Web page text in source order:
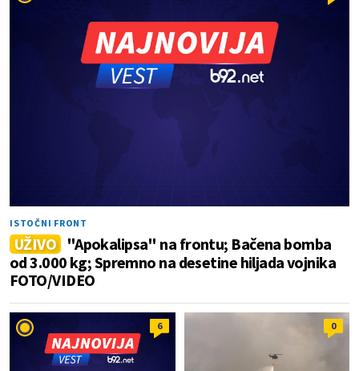
ISTOČNI FRONT
UŽIVO "Apokalipsa" na frontu; Bačena bomba
od 3.000 kg; Spremno na desetine hiljada vojnika
FOTO/VIDEO
6 0